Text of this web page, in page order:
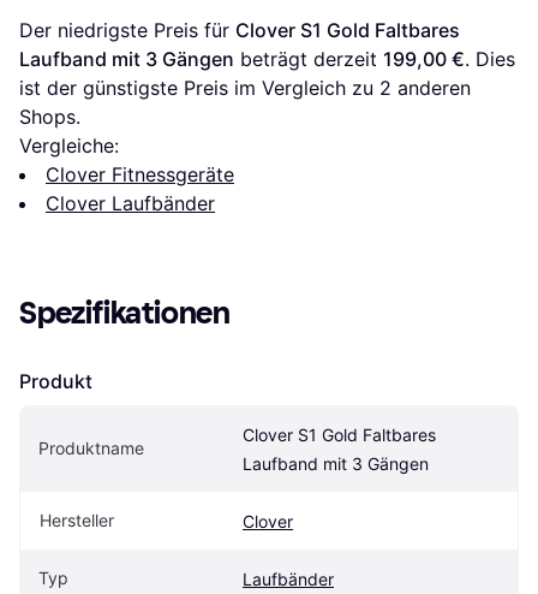
Der niedrigste Preis für Clover S1 Gold Faltbares
Laufband mit 3 Gängen beträgt derzeit 199,00 €. Dies
ist der günstigste Preis im Vergleich zu 2 anderen
Shops.
Vergleiche:
Clover Fitnessgeräte
Clover Laufbänder
Spezifikationen
Produkt
Produktname
Clover S1 Gold Faltbares
Laufband mit 3 Gängen
Hersteller Clover
Typ Laufbänder